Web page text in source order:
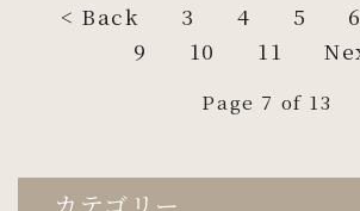
< Back 3 4 5 6
9
10 11
Page 7 of 13